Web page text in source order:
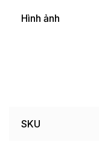
Hình ảnh
SKU